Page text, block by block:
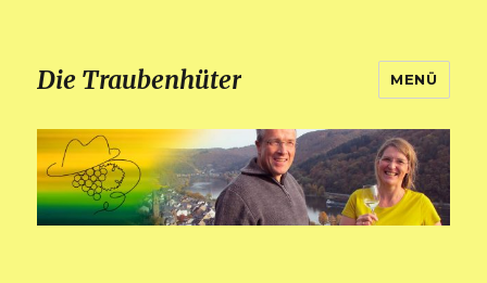
Die Traubenhüter MENÜ